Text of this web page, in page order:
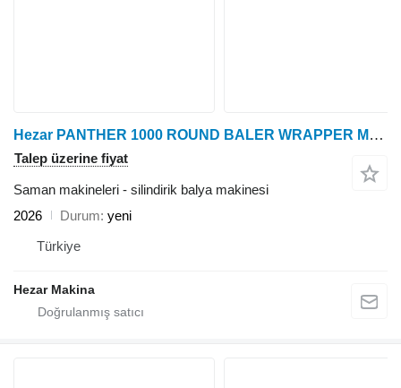
Hezar PANTHER 1000 ROUND BALER WRAPPER MACHINE
Talep üzerine fiyat
Saman makineleri - silindirik balya makinesi
2026
Durum yeni
Türkiye
Hezar Makina